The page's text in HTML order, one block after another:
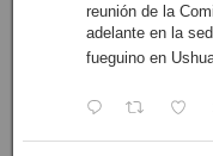
reunión de la
adelante en la
fueguino en